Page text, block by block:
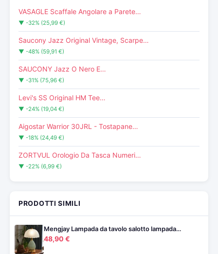
VASAGLE Scaffale Angolare a Parete…
▼ -32% (25,99 €)
Saucony Jazz Original Vintage, Scarpe…
▼ -48% (59,91 €)
SAUCONY Jazz O Nero E…
▼ -31% (75,96 €)
Levi's SS Original HM Tee…
▼ -24% (19,04 €)
Aigostar Warrior 30JRL - Tostapane…
▼ -18% (24,49 €)
ZORTVUL Orologio Da Tasca Numeri…
▼ -22% (6,99 €)
PRODOTTI SIMILI
Mengjay Lampada da tavolo salotto lampada…
48,90 €